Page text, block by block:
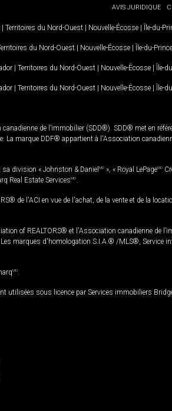
AVIS JURIDIQUE
| Territoires du Nord-Ouest | Nouvelle-Écosse | Île-du-
du Nord-Ouest | Nouvelle-Écosse | Île-du-
| Territoires du Nord-Ouest | Nouvelle-Écosse | Île-
| Territoires du Nord-Ouest | Nouvelle-Écosse | Île-
de l’immobilier (SDD®). SDD® met en
marque DDF® appartient à l'Association
sa division « Johnston & Daniel MD », « Royal LePageMD
Real Estate ServicesMD
de l'ACI en vue de l'achat, de la vente et de la
of REALTORS® et l'Association canadienne de
marques d'homologation S.I.A.® /MLS®, Service
MD
utilisées sous licence par Services immobiliers